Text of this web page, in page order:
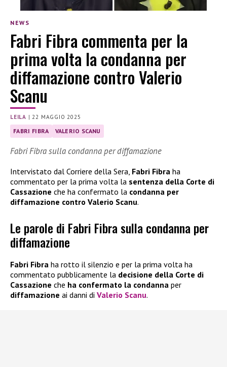
NEWS
Fabri Fibra commenta per la
prima volta la condanna per
diffamazione contro Valerio
Scanu
LEILA | 22 MAGGIO 2025
FABRI FIBRA VALERIO SCANU
Fabri Fibra sulla condanna per diffamazione
Intervistato dal Corriere della Sera, Fabri Fibra ha
commentato per la prima volta la sentenza della Corte di
Cassazione che ha confermato la condanna per
diffamazione contro Valerio Scanu.
Le parole di Fabri Fibra sulla condanna per
diffamazione
Fabri Fibra ha rotto il silenzio e per la prima volta ha
commentato pubblicamente la decisione della Corte di
Cassazione che ha confermato la condanna per
diffamazione ai danni di Valerio Scanu.